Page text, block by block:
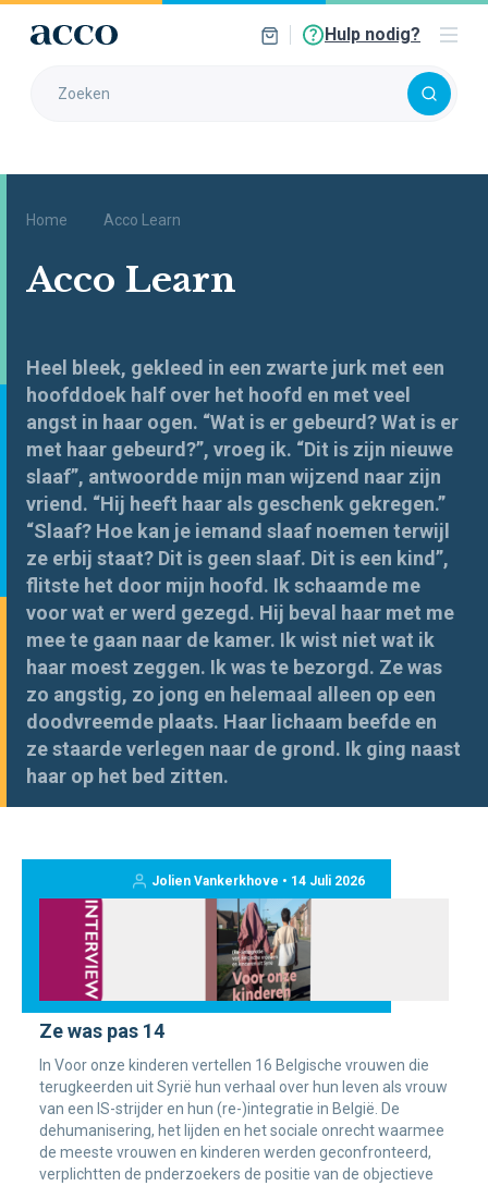
Hulp nodig?
Home Acco Learn
Acco Learn
Heel bleek, gekleed in een zwarte jurk met een
hoofddoek half over het hoofd en met veel
angst in haar ogen. “Wat is er gebeurd? Wat is er
met haar gebeurd?”, vroeg ik. “Dit is zijn nieuwe
slaaf”, antwoordde mijn man wijzend naar zijn
vriend. “Hij heeft haar als geschenk gekregen.”
“Slaaf? Hoe kan je iemand slaaf noemen terwijl
ze erbij staat? Dit is geen slaaf. Dit is een kind”,
flitste het door mijn hoofd. Ik schaamde me
voor wat er werd gezegd. Hij beval haar met me
mee te gaan naar de kamer. Ik wist niet wat ik
haar moest zeggen. Ik was te bezorgd. Ze was
zo angstig, zo jong en helemaal alleen op een
doodvreemde plaats. Haar lichaam beefde en
ze staarde verlegen naar de grond. Ik ging naast
haar op het bed zitten.
Jolien Vankerkhove • 14 Juli 2026
Ze was pas 14
In Voor onze kinderen vertellen 16 Belgische vrouwen die
terugkeerden uit Syrië hun verhaal over hun leven als vrouw
van een IS-strijder en hun (re-)integratie in België. De
dehumanisering, het lijden en het sociale onrecht waarmee
de meeste vrouwen en kinderen werden geconfronteerd,
verplichtten de pnderzoekers de positie van de objectieve